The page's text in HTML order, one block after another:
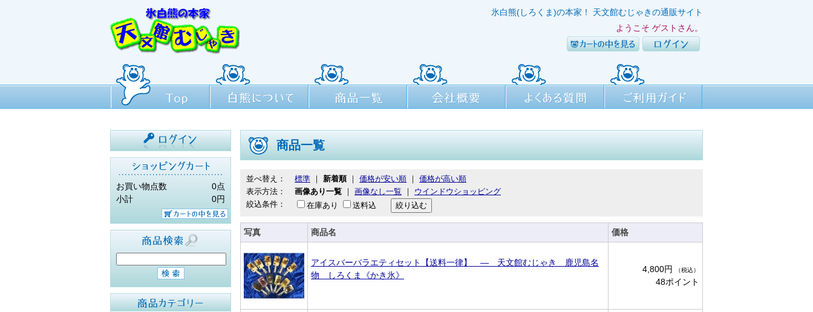
氷白熊(しろくま)の本家！ 天文館むじゃきの通販サイト
ようこそ ゲストさん。
ログイン
お買い物点数
0点
小計
0円
カートの中を見
る
商品一覧
並べ替え： 標準 ｜ 新着順｜ 価格が安い順 ｜ 価格が高い順
表示方法：
画像あり一覧 ｜ 画像なし一覧 ｜ ウインドウショッピング
絞込条件：
在庫あり 送料込
写真 商品名 価格
アイスバーバラエティセット【送料一律】 ― 天文館むじゃき 鹿児島名
物 しろくま《かき氷》
4,800円 （税込）
48ポイント